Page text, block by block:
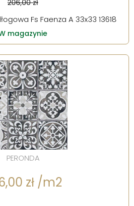
206,00 zł
Fs Faenza A 33x33 13618
magazynie
PERONDA
zł /m2